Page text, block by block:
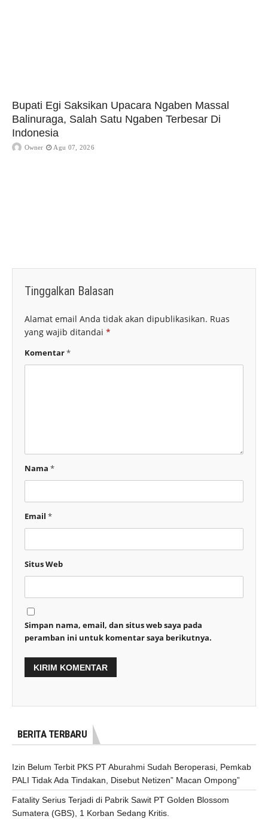
Bupati Egi Saksikan Upacara Ngaben Massal
Balinuraga, Salah Satu Ngaben Terbesar Di
Indonesia
Owner Agu 07, 2026
Tinggalkan Balasan
Alamat email Anda tidak akan dipublikasikan. Ruas
yang wajib ditandai *
Komentar*
Nama *
Email *
Situs Web
Simpan nama, email, dan situs web saya pada
peramban ini untuk komentar saya berikutnya.
BERITA TERBARU
Izin Belum Terbit PKS PT Aburahmi Sudah Beroperasi, Pemkab
PALI Tidak Ada Tindakan, Disebut Netizen” Macan Ompong”
Fatality Serius Terjadi di Pabrik Sawit PT Golden Blossom
Sumatera (GBS), 1 Korban Sedang Kritis.